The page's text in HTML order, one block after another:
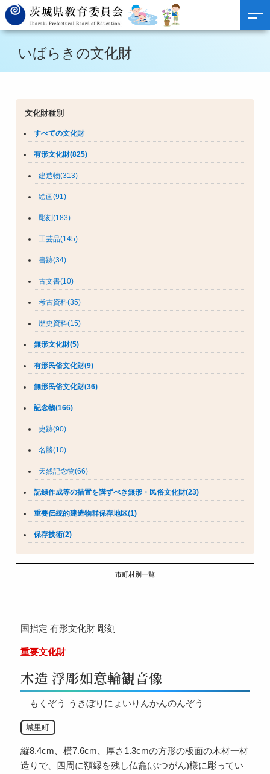
いばらきの文化財
文化財種別
すべての文化財
有形文化財(825)
建造物(313)
絵画(91)
彫刻(183)
工芸品(145)
書跡(34)
古文書(10)
考古資料(35)
歴史資料(15)
無形文化財(5)
有形民俗文化財(9)
無形民俗文化財(36)
記念物(166)
史跡(90)
名勝(10)
天然記念物(66)
記録作成等の措置を講ずべき無形・民俗文化財(23)
重要伝統的建造物群保存地区(1)
保存技術(2)
市町村別一覧
国指定 有形文化財 彫刻
重要文化財
木造 浮彫如意輪観音像
もくぞう うきぼりにょいりんかんのんぞう
城里町
縦8.4cm、横7.6cm、厚さ1.3cmの方形の板面の木材一材
造りで、四周に額縁を残し仏龕(ぶつがん)様に彫ってい